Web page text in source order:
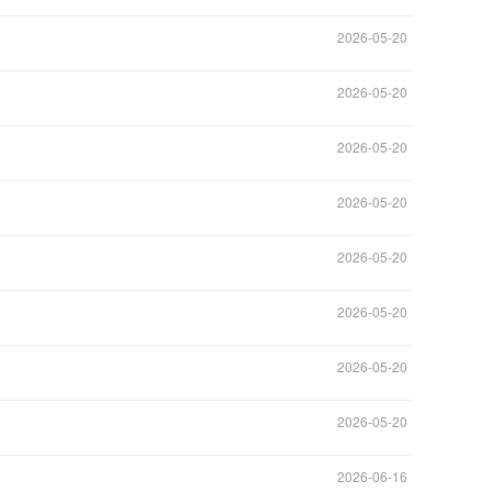
2026-05-20
2026-05-20
2026-05-20
2026-05-20
2026-05-20
2026-05-20
2026-05-20
2026-05-20
2026-06-16